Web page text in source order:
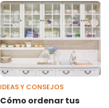
IDEAS Y CONSEJOS
Cómo ordenar tus